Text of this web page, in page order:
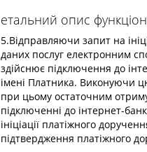
етальний опис
5.Відправляючи запит на
даних послуг електронним
здійснює підключення до
імені Платника. Виконуючи
при цьому остаточним
підключенні до інтернет-
ініціації платіжного
підтвердження платіжного